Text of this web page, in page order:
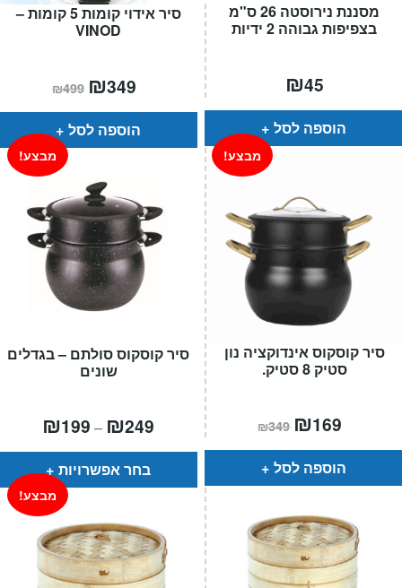
סיר אידוי קומות 5 קומות –
VINOD
₪499 המחיר
המקורי
היה:
₪499.
₪349
הוא:
הוספה לסל
מסננת נירוסטה 26 ס"מ
בצפיפות גבוהה 2 ידיות
₪45
הוספה לסל
סיר קוסקוס סולתם – בגדלים
שונים
מבצע!
₪199 – ₪249
⁦₪199⁩
בחר אפשרויות
סיר קוסקוס אינדוקציה נון
סטיק 8 סטיק.
מבצע!
₪349 המחיר
המקורי
היה:
₪349.
₪169
הוא:
הוספה לסל
מבצע!